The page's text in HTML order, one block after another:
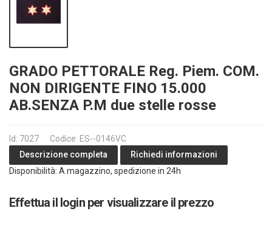
GRADO PETTORALE Reg. Piem. COM.
NON DIRIGENTE FINO 15.000
AB.SENZA P.M due stelle rosse
Id: 7027
Codice: ES--0146VC
Descrizione completa
Richiedi informazioni
Disponibilità: A magazzino, spedizione in 24h
Effettua il login per visualizzare il prezzo